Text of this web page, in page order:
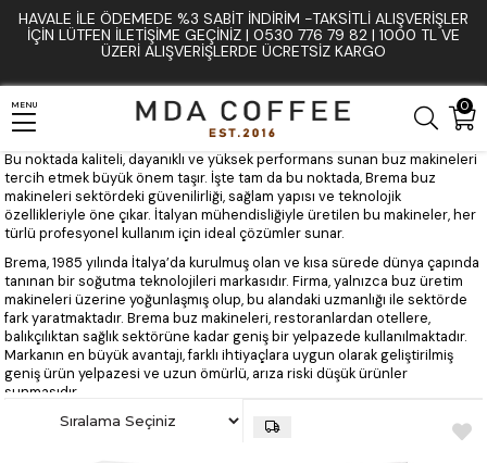
HAVALE İLE ÖDEMEDE %3 SABIT İNDIRIM -TAKSITLI ALIŞVERIŞLER
İÇIN LÜTFEN ILETIŞIME GEÇINIZ | 0530 776 79 82 | 1000 TL VE
ÜZERI ALIŞVERIŞLERDE ÜCRETSIZ KARGO
0
MENU
Anasayfa Brema
Brema Buz Makineleri
Gıda sektöründe, konaklama tesislerinde ve birçok endüstriyel alanda
buz üretimi, işin verimliliğini doğrudan etkileyen unsurların başında gelir.
Bu noktada kaliteli, dayanıklı ve yüksek performans sunan buz makineleri
tercih etmek büyük önem taşır. İşte tam da bu noktada, Brema buz
makineleri sektördeki güvenilirliği, sağlam yapısı ve teknolojik
özellikleriyle öne çıkar. İtalyan mühendisliğiyle üretilen bu makineler, her
türlü profesyonel kullanım için ideal çözümler sunar.
Brema, 1985 yılında İtalya’da kurulmuş olan ve kısa sürede dünya çapında
tanınan bir soğutma teknolojileri markasıdır. Firma, yalnızca buz üretim
makineleri üzerine yoğunlaşmış olup, bu alandaki uzmanlığı ile sektörde
fark yaratmaktadır. Brema buz makineleri, restoranlardan otellere,
balıkçılıktan sağlık sektörüne kadar geniş bir yelpazede kullanılmaktadır.
Markanın en büyük avantajı, farklı ihtiyaçlara uygun olarak geliştirilmiş
geniş ürün yelpazesi ve uzun ömürlü, arıza riski düşük ürünler
sunmasıdır.
Brema Buz Makinesi Modelleri
Brema, kullanıcıların farklı ihtiyaçlarına göre çeşitli buz türlerini